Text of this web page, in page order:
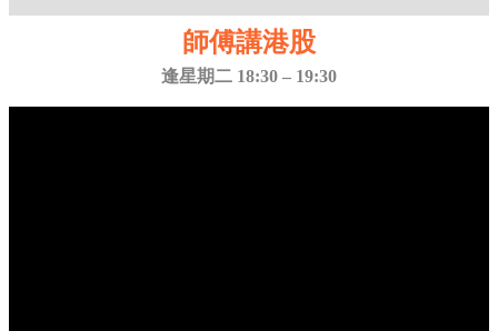
師傅講港股
逢星期二 18:30 – 19:30